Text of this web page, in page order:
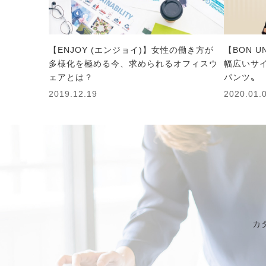
【ENJOY (エンジョイ)】女性の働き方が
多様化を極める今、求められるオフィスウ
ェアとは？
2019.12.19
【BON
幅広いサ
パンツ〟
カ